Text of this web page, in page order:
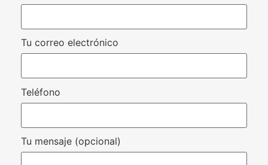
Tu correo electrónico
Teléfono
Tu mensaje (opcional)